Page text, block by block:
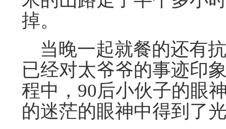
掉。
当晚一起就餐的还有
已经对太爷爷的事迹印
程中，90后小伙子的眼
的迷茫的眼神中得到了